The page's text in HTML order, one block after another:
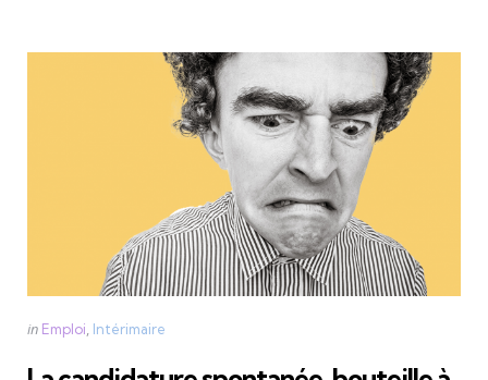
Categories
Posted
in Emploi Intérimaire